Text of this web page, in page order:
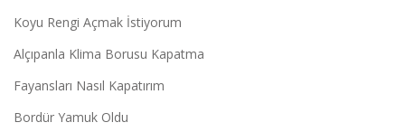
Koyu Rengi Açmak İstiyorum
Alçıpanla Klima Borusu Kapatma
Fayansları Nasıl Kapatırım
Bordür Yamuk Oldu